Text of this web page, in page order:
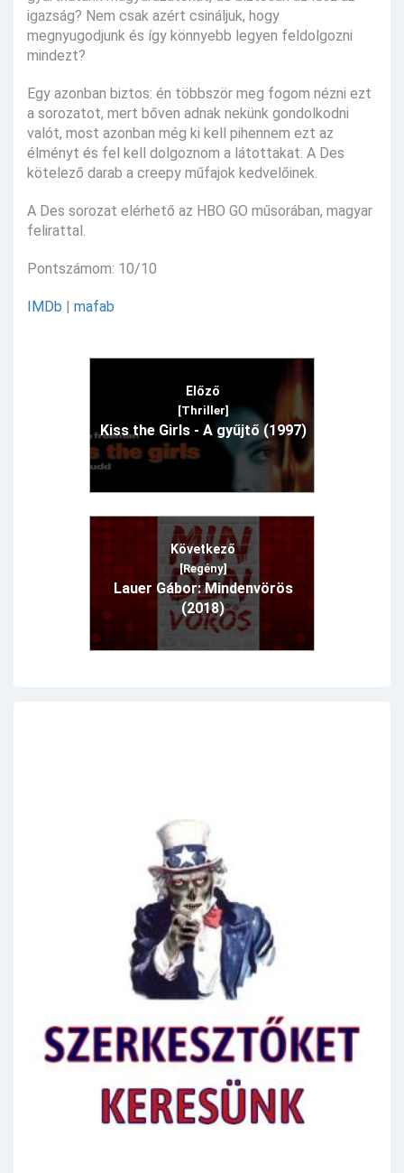
igazság? Nem csak azért csináljuk, hogy
megnyugodjunk és így könnyebb legyen feldolgozni
mindezt?
Egy azonban biztos: én többször meg fogom nézni ezt
a sorozatot, mert bőven adnak nekünk gondolkodni
valót, most azonban még ki kell pihennem ezt az
élményt és fel kell dolgoznom a látottakat. A Des
kötelező darab a creepy műfajok kedvelőinek.
A Des sorozat elérhető az HBO GO műsorában, magyar
felirattal.
Pontszámom: 10/10
IMDb | mafab
Előző
[Thriller]
Kiss the Girls - A gyűjtő (1997)
Következő
[Regény]
Lauer Gábor: Mindenvörös
(2018)